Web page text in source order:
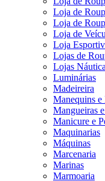
Loja de
Loja de
Loja de
Loja
Lojas de
Lojas
Luminárias
Madeireira
Manequins e
Mangueiras
Manicure e
Maquinarias
Máquinas
Marcenaria
Marinas
Marmoaria